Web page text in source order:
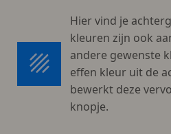
Hier vind je
kleuren zijn ook
andere gewenste
effen kleur uit de
bewerkt deze
knopje.